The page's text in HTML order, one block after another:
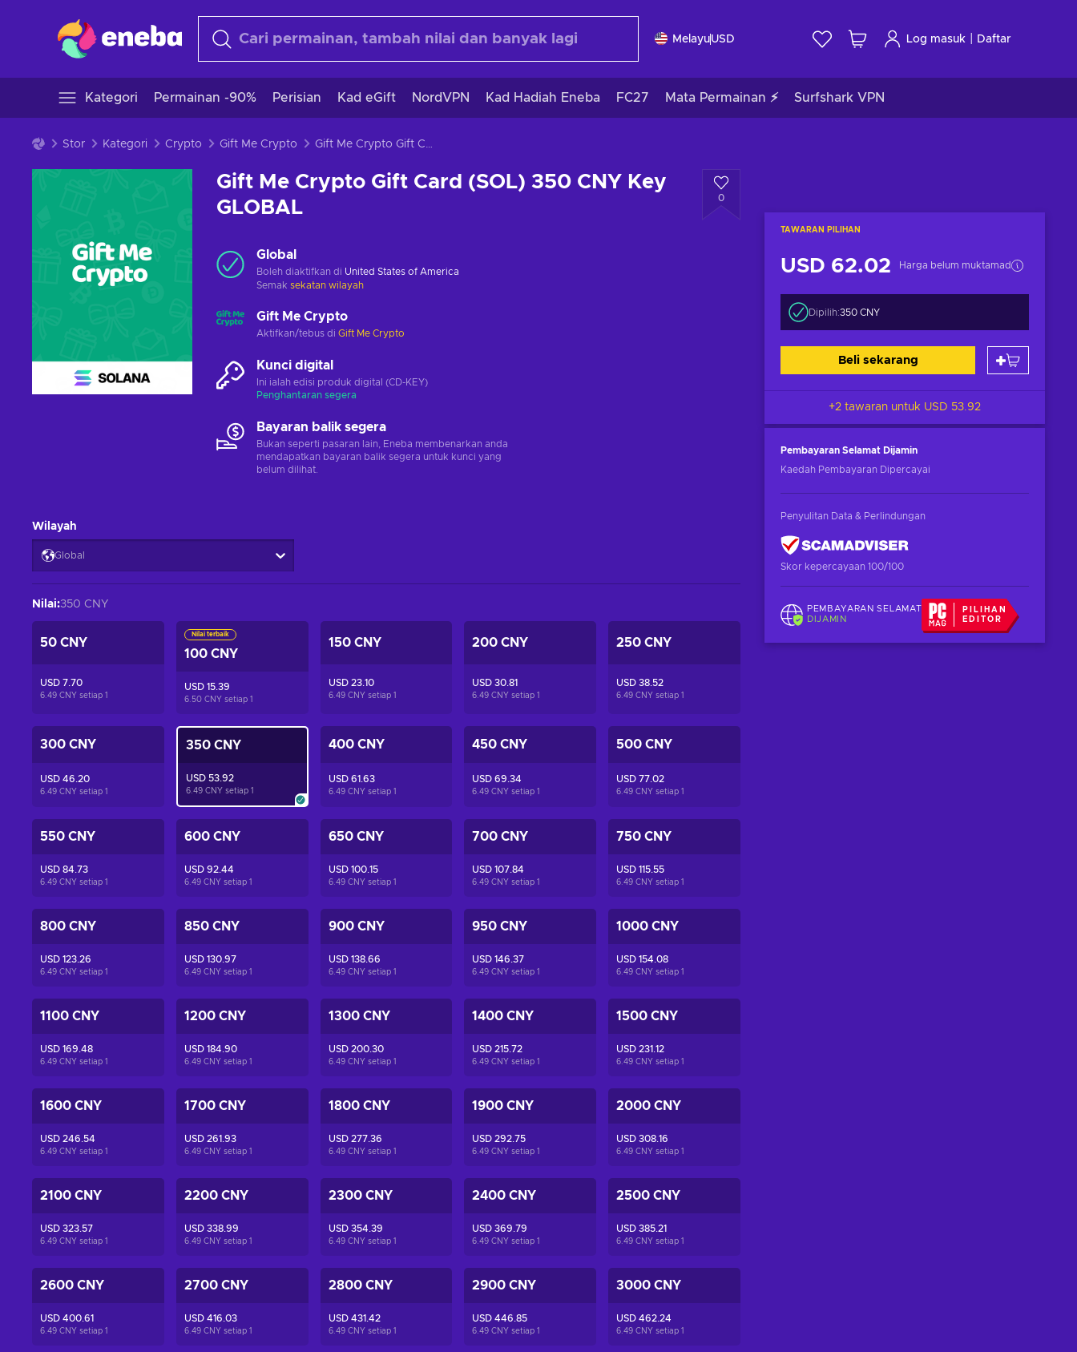
MelayuUSD Log masuk Daftar
Kategori Permainan -90% Perisian Kad eGift NordVPN Kad Hadiah Eneba FC27 Mata Permainan ⚡ Surfshark VPN
Stor Kategori Crypto Gift Me Crypto Gift Me Crypto Gift Card (SOL) 350 CNY Key GLOBAL
Gift Me Crypto Gift Card (SOL) 350 CNY Key
GLOBAL
0
TAWARAN PILIHAN
USD 62.02 Harga belum muktamad
Dipilih:350 CNY
Beli sekarang
+2 tawaran untuk USD 53.92
Pembayaran Selamat Dijamin
Kaedah Pembayaran Dipercayai
Penyulitan Data & Perlindungan
Skor kepercayaan 100/100
PEMBAYARAN SELAMAT
DIJAMIN
PILIHAN
EDITOR
Global
Boleh diaktifkan di United States of America
Semak sekatan wilayah
Gift Me Crypto
Aktifkan/tebus di Gift Me Crypto
Kunci digital
Ini ialah edisi produk digital (CD-KEY)
Penghantaran segera
Bayaran balik segera
Bukan seperti pasaran lain, Eneba membenarkan anda
mendapatkan bayaran balik segera untuk kunci yang
belum dilihat.
Wilayah
Global
Nilai:350 CNY
50 CNY
USD 7.70
6.49 CNY setiap 1
Nilai terbaik
100 CNY
USD 15.39
6.50 CNY setiap 1
150 CNY
USD 23.10
6.49 CNY setiap 1
200 CNY
USD 30.81
6.49 CNY setiap1
250 CNY
USD 38.52
6.49 CNY setiap1
300 CNY
USD 46.20
6.49 CNY setiap 1
350 CNY
USD 53.92
6.49 CNY setiap 1
400 CNY
USD 61.63
6.49 CNY setiap 1
450 CNY
USD 69.34
6.49 CNY setiap1
500 CNY
USD 77.02
6.49 CNY setiap1
550 CNY
USD 84.73
6.49 CNY setiap 1
600 CNY
USD 92.44
6.49 CNY setiap 1
650 CNY
USD 100.15
6.49 CNY setiap 1
700 CNY
USD 107.84
6.49 CNY setiap1
750 CNY
USD 115.55
6.49 CNY setiap1
800 CNY
USD 123.26
6.49 CNY setiap 1
850 CNY
USD 130.97
6.49 CNY setiap 1
900 CNY
USD 138.66
6.49 CNY setiap 1
950 CNY
USD 146.37
6.49 CNY setiap1
1000 CNY
USD 154.08
6.49 CNY setiap1
1100 CNY
USD 169.48
6.49 CNY setiap 1
1200 CNY
USD 184.90
6.49 CNY setiap 1
1300 CNY
USD 200.30
6.49 CNY setiap 1
1400 CNY
USD 215.72
6.49 CNY setiap1
1500 CNY
USD 231.12
6.49 CNY setiap1
1600 CNY
USD 246.54
6.49 CNY setiap 1
1700 CNY
USD 261.93
6.49 CNY setiap 1
1800 CNY
USD 277.36
6.49 CNY setiap 1
1900 CNY
USD 292.75
6.49 CNY setiap1
2000 CNY
USD 308.16
6.49 CNY setiap1
2100 CNY
USD 323.57
6.49 CNY setiap 1
2200 CNY
USD 338.99
6.49 CNY setiap 1
2300 CNY
USD 354.39
6.49 CNY setiap 1
2400 CNY
USD 369.79
6.49 CNY setiap1
2500 CNY
USD 385.21
6.49 CNY setiap1
2600 CNY
USD 400.61
6.49 CNY setiap 1
2700 CNY
USD 416.03
6.49 CNY setiap 1
2800 CNY
USD 431.42
6.49 CNY setiap 1
2900 CNY
USD 446.85
6.49 CNY setiap1
3000 CNY
USD 462.24
6.49 CNY setiap1